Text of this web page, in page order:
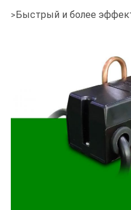
>Быстрый и более